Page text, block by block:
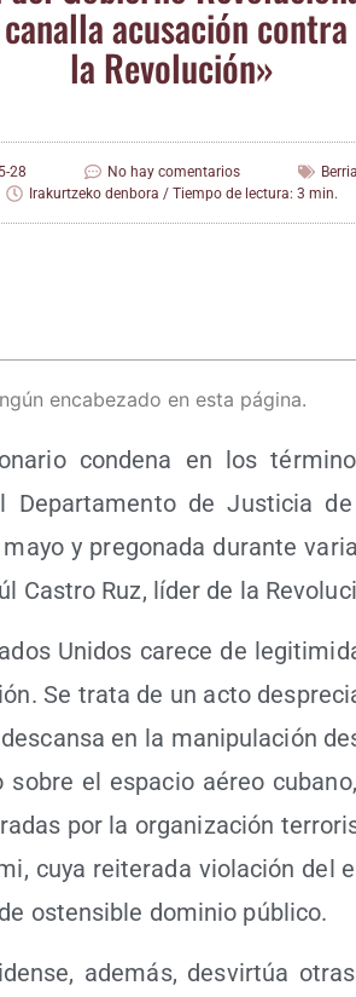
acu­sa­ción
la Revolución»
28 No hay comentarios
Irakurtzeko denbora / Tiempo de lectura: 3 min.
encabezado en esta página.
con­de­na en los
Depar­ta­men­to de Jus­ti­cia
y pre­go­na­da duran­te
Cas­tro Ruz, líder de la
Uni­dos care­ce de
Se tra­ta de un acto
en la mani­pu­la­ción
el espa­cio aéreo
por la orga­ni­za­ción
cuya reite­ra­da vio­la­ción del
osten­si­ble domi­nio público.
ade­más, des­vir­túa